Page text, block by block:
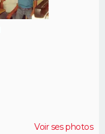
Voir ses photos